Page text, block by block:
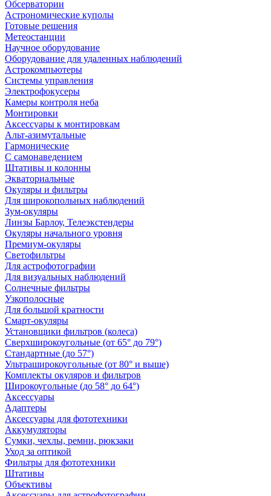
Обсерватории
Астрономические куполы
Готовые решения
Метеостанции
Научное оборудование
Оборудование для удаленных наблюдений
Астрокомпьютеры
Системы управления
Электрофокусеры
Камеры контроля неба
Монтировки
Аксессуары к монтировкам
Альт-азимутальные
Гармонические
С самонаведением
Штативы и колонны
Экваториальные
Окуляры и фильтры
Для широкопольных наблюдений
Зум-окуляры
Линзы Барлоу, Телеэкстендеры
Окуляры начального уровня
Премиум-окуляры
Светофильтры
Для астрофотографии
Для визуальных наблюдений
Солнечные фильтры
Узкополосные
Для большой кратности
Смарт-окуляры
Установщики фильтров (колеса)
Сверхширокоугольные (от 65° до 79°)
Стандартные (до 57°)
Ультраширокоугольные (от 80° и выше)
Комплекты окуляров и фильтров
Широкоугольные (до 58° до 64°)
Аксессуары
Адаптеры
Аксессуары для фототехники
Аккумуляторы
Сумки, чехлы, ремни, рюкзаки
Уход за оптикой
Фильтры для фототехники
Штативы
Объективы